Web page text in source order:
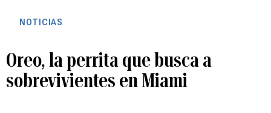
NOTICIAS
Oreo, la perrita que busca a
sobrevivientes en Miami